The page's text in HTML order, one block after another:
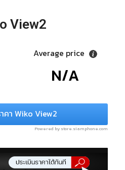
View2
Average price
N/A
คา Wiko View2
Powered by store.siamphone.com